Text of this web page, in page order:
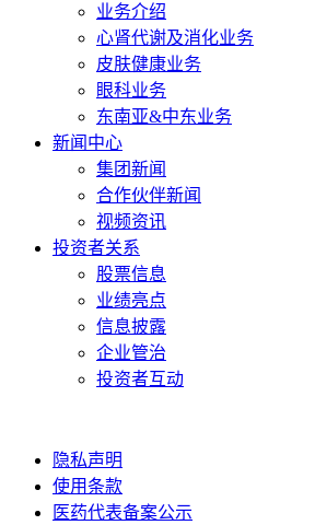
业务介绍
心肾代谢及消化业务
皮肤健康业务
眼科业务
东南亚&中东业务
新闻中心
集团新闻
合作伙伴新闻
视频资讯
投资者关系
股票信息
业绩亮点
信息披露
企业管治
投资者互动
隐私声明
使用条款
医药代表备案公示